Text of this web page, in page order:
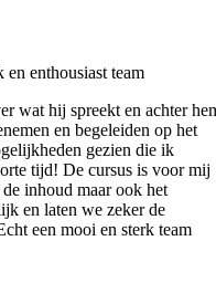
enthousiast team
wat hij spreekt en achter
en begeleiden op het
gezien die ik
tijd! De cursus is voor mij
inhoud maar ook het
en laten we zeker de
een mooi en sterk team